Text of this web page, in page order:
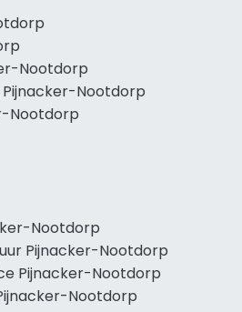
Nootdorp
Nootdorp
Nootdorp
Nootdorp
Pijnacker-Nootdorp
Pijnacker-Nootdorp
Nootdorp